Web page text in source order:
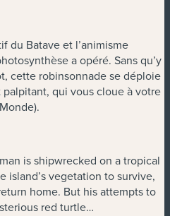
du Batave et l’animisme
a opéré. Sans qu’y
cette robinsonnade se déploie
qui vous cloue à votre
is shipwrecked on a tropical
island’s vegetation to survive,
home. But his attempts to
red turtle…